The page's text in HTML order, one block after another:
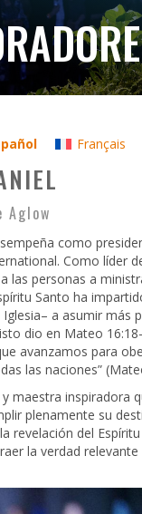
Français
Aglow
como
Como líder
las personas a
Santo ha
Iglesia– a asumir más
dio en Mateo
avanzamos para
las naciones”
maestra inspiradora
plenamente su
revelación del
la verdad